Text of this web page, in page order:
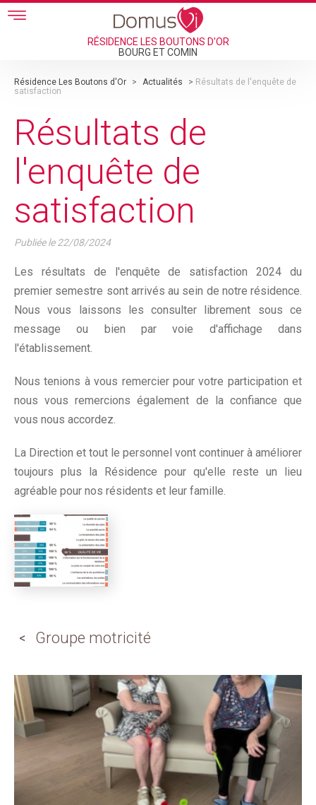
Skip to main content
RÉSIDENCE LES BOUTONS D'OR
BOURG ET COMIN
Résidence Les Boutons d'Or > Actualités > Résultats de l'enquête de
satisfaction
Résultats de
l'enquête de
satisfaction
Publiée le22/08/2024
Les résultats de l'enquête de satisfaction 2024 du
premier semestre sont arrivés au sein de notre résidence.
Nous vous laissons les consulter librement sous ce
message ou bien par voie d'affichage dans
l'établissement.
Nous tenions à vous remercier pour votre participation et
nous vous remercions également de la confiance que
vous nous accordez.
La Direction et tout le personnel vont continuer à améliorer
toujours plus la Résidence pour qu'elle reste un lieu
agréable pour nos résidents et leur famille.
Groupe motricité